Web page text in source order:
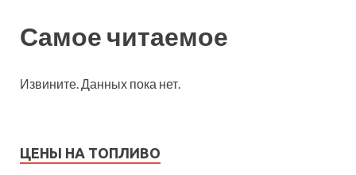
Самое читаемое
Извините. Данных пока нет.
ЦЕНЫ НА ТОПЛИВО